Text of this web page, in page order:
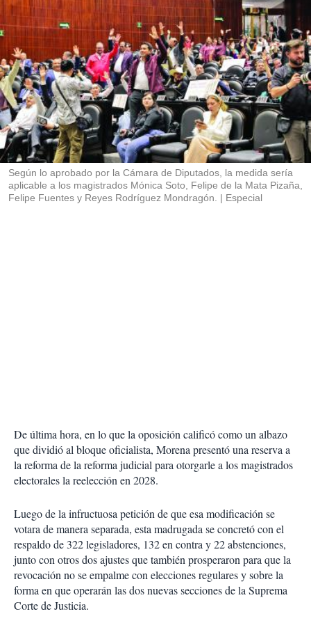
d
e
c
o
m
p
a
r
t
i
r
Según lo aprobado por la Cámara de Diputados, la medida sería
aplicable a los magistrados Mónica Soto, Felipe de la Mata Pizaña,
Felipe Fuentes y Reyes Rodríguez Mondragón.
Especial
De última hora, en lo que la oposición calificó como un albazo
que dividió al bloque oficialista, Morena presentó una reserva a
la reforma de la reforma judicial para otorgarle a los magistrados
electorales la reelección en 2028.
Luego de la infructuosa petición de que esa modificación se
votara de manera separada, esta madrugada se concretó con el
respaldo de 322 legisladores, 132 en contra y 22 abstenciones,
junto con otros dos ajustes que también prosperaron para que la
revocación no se empalme con elecciones regulares y sobre la
forma en que operarán las dos nuevas secciones de la Suprema
Corte de Justicia.